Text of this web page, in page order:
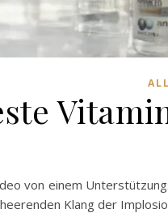
von einem
Klang der